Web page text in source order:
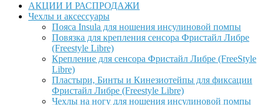
АКЦИИ И РАСПРОДАЖИ
Чехлы и аксессуары
Пояса Insula для ношения инсулиновой помпы
Повязка для крепления сенсора Фристайл Либре
(Freestyle Libre)
Крепление для сенсора Фристайл Либре (FreeStyle
Libre)
Пластыри, Бинты и Кинезиотейпы для фиксации
Фристайл Либре (Freestyle Libre)
Чехлы на ногу для ношения инсулиновой помпы